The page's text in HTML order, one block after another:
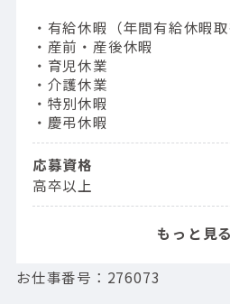
・有給休暇（年間有給休暇
・産前・産後休暇
・育児休業
・介護休業
・特別休暇
・慶弔休暇
応募資格
高卒以上
お仕事番号：276073